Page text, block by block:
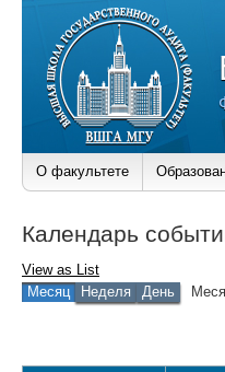
О факультете
Календарь
View as List
Месяц
Неделя День